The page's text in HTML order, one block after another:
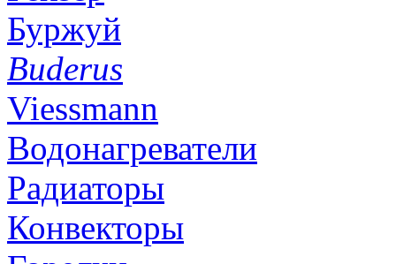
Буржуй
Buderus
Viessmann
Водонагреватели
Радиаторы
Конвекторы